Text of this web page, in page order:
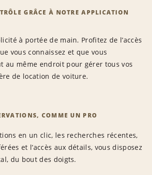
GRÂCE À NOTRE APPLICATION
à portée de main. Profitez de l’accès
vous connaissez et que vous
au même endroit pour gérer tous vos
de location de voiture.
COMME UN PRO
en un clic, les recherches récentes,
et l’accès aux détails, vous disposez
du bout des doigts.